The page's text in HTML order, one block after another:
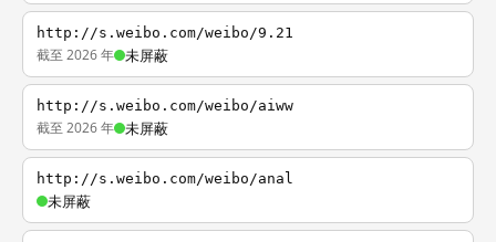
http://s.weibo.com/weibo/9.21
截至 2026 年 未屏蔽
http://s.weibo.com/weibo/aiww
截至 2026 年 未屏蔽
http://s.weibo.com/weibo/anal
未屏蔽